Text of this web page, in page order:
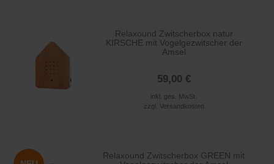
Relaxound Zwitscherbox natur
KIRSCHE mit Vogelgezwitscher der
Amsel
59,00 €
inkl. ges. MwSt.
zzgl. Versandkosten
Relaxound Zwitscherbox GREEN mit